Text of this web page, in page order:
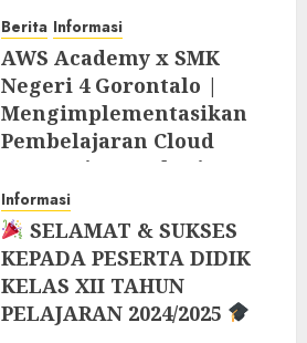
Berita Informasi
AWS Academy x SMK
Negeri 4 Gorontalo |
Mengimplementasikan
Pembelajaran Cloud
Computing Berbasis AWS
Academy di Tahun Ajaran
Baru 2025/2026
9 JUNI 2025
Informasi
SELAMAT & SUKSES
KEPADA PESERTA DIDIK
KELAS XII TAHUN
PELAJARAN 2024/2025